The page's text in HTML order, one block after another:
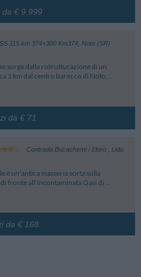
delle tariffe in fase di prenotazione.
da € 9.999
SS 115 km 374+300 Km374, Noto (SR)
sorge dalla ristrutturazione di un
1 km dal centro barocco di Noto,...
da € 71
Contrada Bucachemi / Eloro
Lido
è un'antica masseria sorta sulla
fronte all’incontaminata Oasi di ...
da € 168